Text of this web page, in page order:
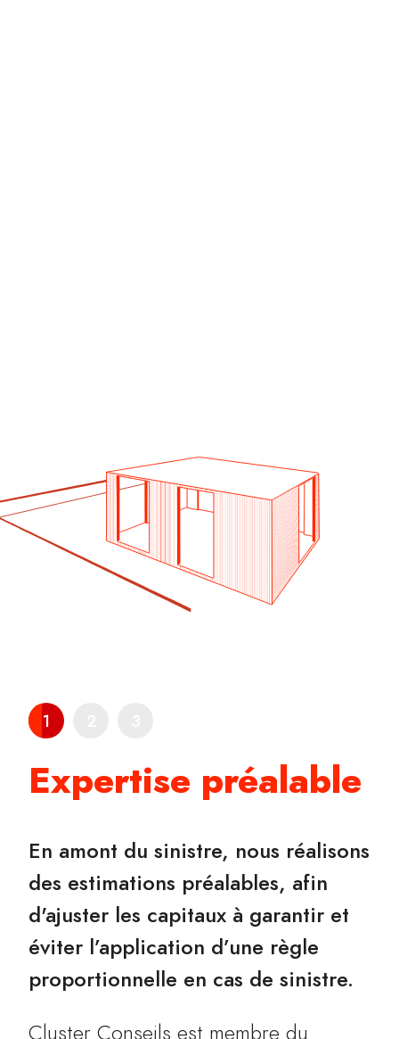
1
Expertise préalable
En amont du sinistre, nous réalisons
des estimations préalables, afin
d'ajuster les capitaux à garantir et
éviter l’application d’une règle
proportionnelle en cas de sinistre.
Cluster Conseils est membre du